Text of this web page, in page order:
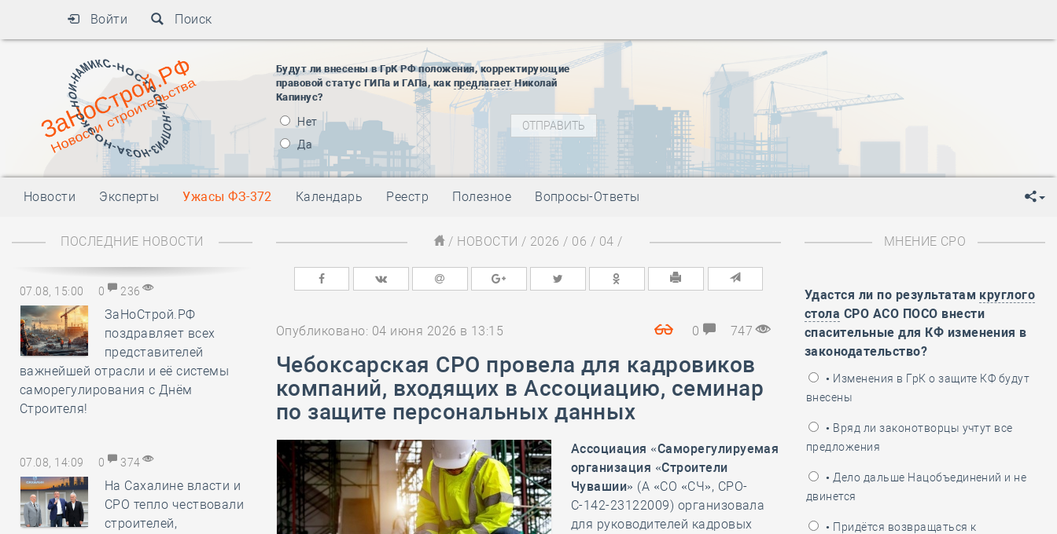
Войти Поиск
Будут ли внесены в ГрК РФ положения, корректирующие
правовой статус ГИПа и ГАПа, как предлагаетНиколай
Капинус?
Нет
Да
22 августа-День Государственного флага Российской Федерации
-День знаний
День сотрудника органов внутренних дел РФ
27 января
День полного освобождения Ленинграда от фашистской
блокады
01 мая- День Весны и Труда
09 мая-
День Победы!
28 мая-День пограничника
01 сентября-День знаний
10 ноября-День сотрудника органов внутренних дел РФ
27 января
День полного освобождения Ленинграда от фашистской
09 мая
-День Победы!
28 мая -День пограничника
Новости Эксперты Ужасы ФЗ-372 Календарь Реестр Полезное Вопросы-Ответы
ПОСЛЕДНИЕ НОВОСТИ
07.08, 15:00 0 236
ЗаНоСтрой.РФ
поздравляет всех
представителей
важнейшей отрасли и её системы
саморегулирования с Днём
Строителя!
07.08, 14:09 0 374
На Сахалине власти и
СРО тепло чествовали
строителей,
/ НОВОСТИ / 2026 / 06 / 04 /
Опубликовано: 04 июня 2026 в 13:15 0 747
Чебоксарская СРО провела для кадровиков
компаний, входящих в Ассоциацию, семинар
по защите персональных данных
Ассоциация «Саморегулируемая
организация «Строители
Чувашии» (А «СО «СЧ», СРО-
С-142-23122009) организовала
для руководителей кадровых
МНЕНИЕ СРО
Удастся ли по результатам круглого
стола СРО АСО ПОСО внести
спасительные для КФ изменения в
законодательство?
• Изменения в ГрК о защите КФ будут
внесены
• Вряд ли законотворцы учтут все
предложения
• Дело дальше Нацобъединений и не
двинется
• Придётся возвращаться к